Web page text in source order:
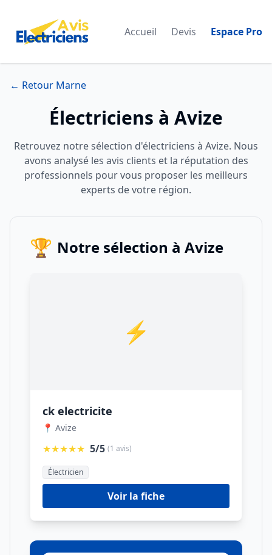
Accueil Devis Espace Pro
← Retour Marne
Électriciens à Avize
Retrouvez notre sélection d'électriciens à Avize. Nous
avons analysé les avis clients et la réputation des
professionnels pour vous proposer les meilleurs
experts de votre région.
🏆 Notre sélection à Avize
⚡
ck electricite
📍 Avize
★★★★★ 5/5 (1 avis)
Électricien
Voir la fiche